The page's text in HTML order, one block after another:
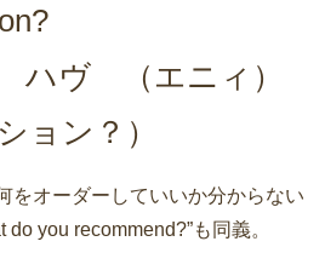
ハヴ （エニィ）
ョン？）
をオーダーしていいか分からない
do you recommend?”も同義。